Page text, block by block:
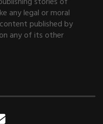
any legal or moral
published by
any of its other